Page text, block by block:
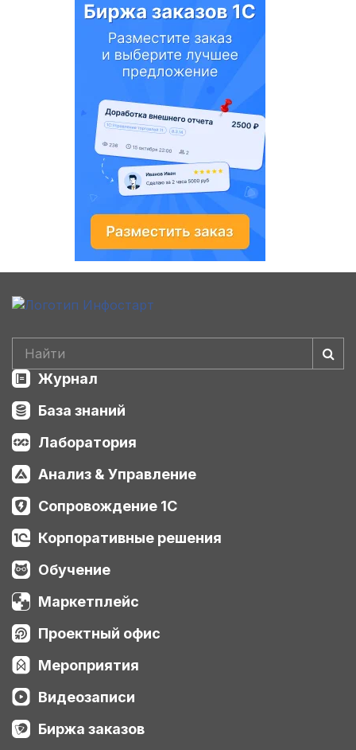
Журнал
База знаний
Лаборатория
Анализ & Управление
Сопровождение 1С
Корпоративные решения
Обучение
Маркетплейс
Проектный офис
Мероприятия
Видеозаписи
Биржа заказов